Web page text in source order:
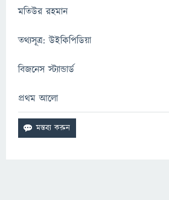
মতিউর রহমান
তথ্যসূত্র: উইকিপিডিয়া
বিজনেস স্ট্যান্ডার্ড
প্রথম আলো